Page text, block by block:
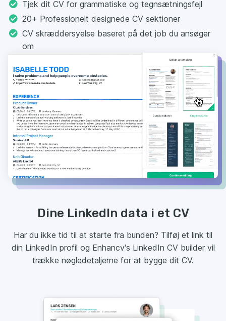
Tjek dit CV for grammatiske og tegnsætningsfejl
20+ Professionelt designede CV sektioner
CV skræddersyelse baseret på det job du ansøger
om
Dine LinkedIn data i et CV
Har du ikke tid til at starte fra bunden? Tilføj et link til
din LinkedIn profil og Enhancv's LinkedIn CV builder vil
trække nøgledetaljerne for at bygge dit CV.